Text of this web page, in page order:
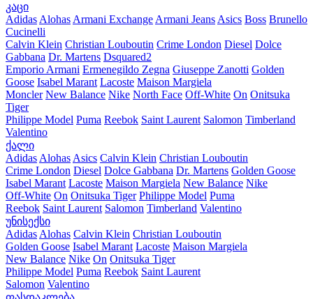
კაცი
Adidas Alohas Armani Exchange Armani Jeans Asics Boss Brunello
Cucinelli
Calvin Klein Christian Louboutin Crime London Diesel Dolce
Gabbana Dr. Martens Dsquared2
Emporio Armani Ermenegildo Zegna Giuseppe Zanotti Golden
Goose Isabel Marant Lacoste Maison Margiela
Moncler New Balance Nike North Face Off-White On Onitsuka
Tiger
Philippe Model Puma Reebok Saint Laurent Salomon Timberland
Valentino
ქალი
Adidas Alohas Asics Calvin Klein Christian Louboutin
Crime London Diesel Dolce Gabbana Dr. Martens Golden Goose
Isabel Marant Lacoste Maison Margiela New Balance Nike
Off-White On Onitsuka Tiger Philippe Model Puma
Reebok Saint Laurent Salomon Timberland Valentino
უნისექსი
Adidas Alohas Calvin Klein Christian Louboutin
Golden Goose Isabel Marant Lacoste Maison Margiela
New Balance Nike On Onitsuka Tiger
Philippe Model Puma Reebok Saint Laurent
Salomon Valentino